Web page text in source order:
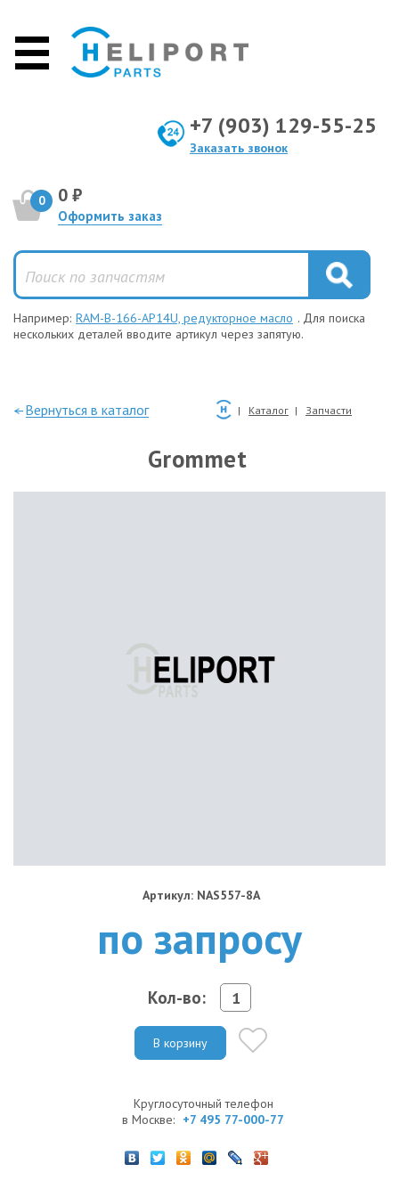
+7 (903) 129-55-25
Заказать звонок
0 0 ₽
Оформить заказ
Например: RAM-B-166-AP14U, редукторное масло . Для поиска
нескольких деталей вводите артикул через запятую.
—Вернуться в каталог Каталог Запчасти
Grommet
Артикул: NAS557-8A
по запросу
Кол-во:
В корзину
Круглосуточный телефон
в Москве: +7 495 77-000-77